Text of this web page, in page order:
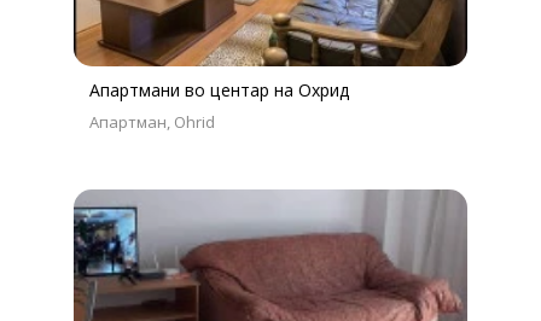
Апартмани во центар на Охрид
Апартман Ohrid